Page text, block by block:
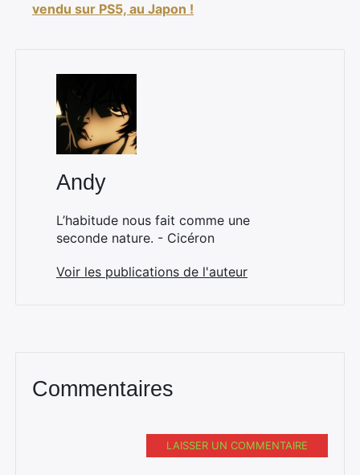
vendu sur PS5, au Japon !
Andy
L’habitude nous fait comme une
seconde nature. - Cicéron
Voir les publications de l'auteur
Commentaires
LAISSER UN COMMENTAIRE